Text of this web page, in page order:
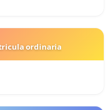
ordinaria